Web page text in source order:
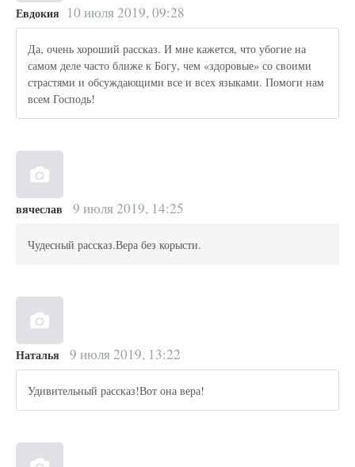
Евдокия 10 июля 2019, 09:28
Да, очень хороший рассказ. И мне кажется, что убогие на
самом деле часто ближе к Богу, чем «здоровые» со своими
страстями и обсуждающими все и всех языками. Помоги нам
всем Господь!
вячеслав 9 июля 2019, 14:25
Чудесный рассказ.Вера без корысти.
Наталья 9 июля 2019, 13:22
Удивительный рассказ!Вот она вера!